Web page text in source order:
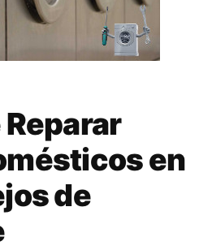
en
de